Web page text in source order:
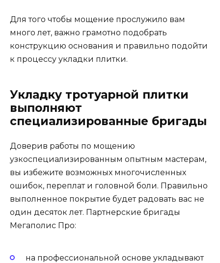
Для того чтобы мощение прослужило вам
много лет, важно грамотно подобрать
конструкцию основания и правильно подойти
к процессу укладки плитки.
Укладку тротуарной плитки
выполняют
специализированные бригады
Доверив работы по мощению
узкоспециализированным опытным мастерам,
вы избежите возможных многочисленных
ошибок, переплат и головной боли. Правильно
выполненное покрытие будет радовать вас не
один десяток лет. Партнерские бригады
Мегаполис Про:
на профессиональной основе укладывают